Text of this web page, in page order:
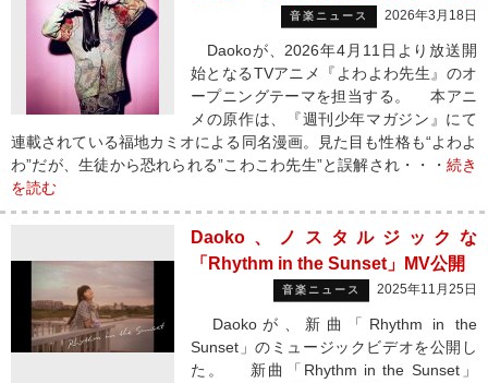
音楽ニュース 2026年3月18日
Daokoが、2026年4月11日より放送開
始となるTVアニメ『よわよわ先生』のオ
ープニングテーマを担当する。 本アニ
メの原作は、『週刊少年マガジン』にて
連載されている福地カミオによる同名漫画。見た目も性格も“よわよ
わ”だが、生徒から恐れられる”こわこわ先生”と誤解され・・・ 続き
を読む
Daoko、ノスタルジックな
「Rhythm in the Sunset」MV公開
音楽ニュース 2025年11月25日
Daokoが、新曲「Rhythm in the
Sunset」のミュージックビデオを公開し
た。 新曲「Rhythm in the Sunset」